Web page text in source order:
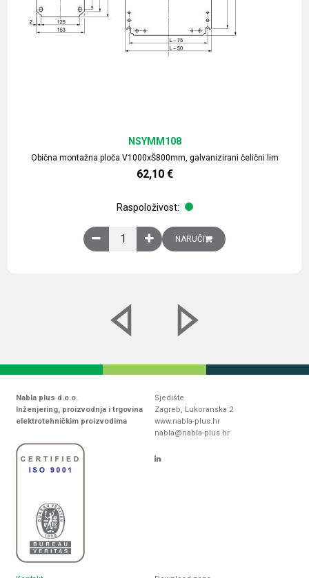
Obična montažna ploča V1000xŠ800mm, galvanizirani čelični lim
NSYMM108
62,10 €
Raspoloživost:
Obična montažna ploča V1000xŠ800mm,
NARUČI
Nabla plus d.o.o.
Inženjering, proizvodnja i trgovina
elektrotehničkim proizvodima
Sjedište
Zagreb, Lukoranska 2
www.nabla-plus.hr
nabla@nabla-plus.hr